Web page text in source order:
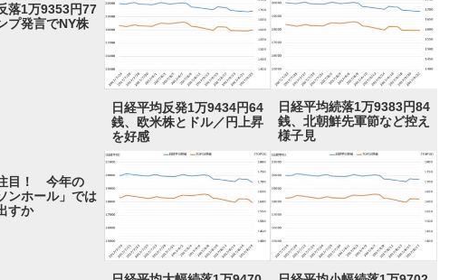
落1万9353円77
プ発言でNY株
日経平均反発1万9434円64
銭、欧米株とドル／円上昇
を好感
日経平均続落1万9383円84
銭、北朝鮮先軍節など控え
様子見
目！ 今年の
ンホール」では
すか